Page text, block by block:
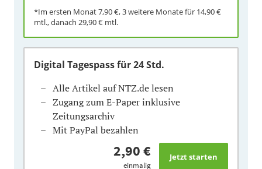
*Im ersten Monat7,90 €, 3 weitere Monate für 14,90 €
mtl., danach 29,90 € mtl.
Digital Tagespassfür 24 Std.
Alle Artikel auf NTZ.de lesen
Zugang zum E-Paper inklusive
Zeitungsarchiv
Mit PayPal bezahlen
2,90 €
einmalig